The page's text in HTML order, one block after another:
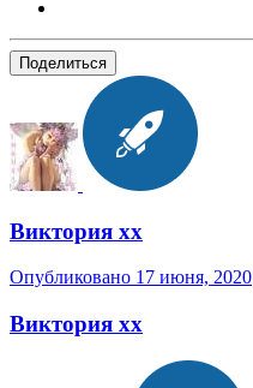
Поделиться
Виктория хх
Опубликовано 17 июня, 2020
Виктория хх